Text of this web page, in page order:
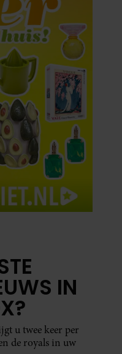
IN
u twee keer per
de royals in uw